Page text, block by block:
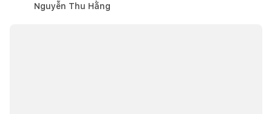
Nguyễn Thu Hằng